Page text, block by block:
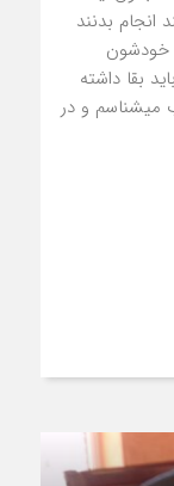
انجام بدنند
خودشون
بقا داشته
میشناسم و در